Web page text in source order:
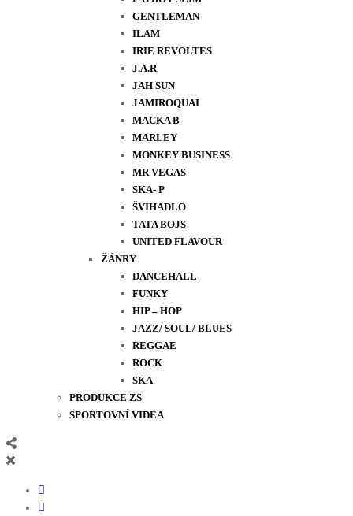
GENTLEMAN
ILAM
IRIE REVOLTES
J.A.R
JAH SUN
JAMIROQUAI
MACKA B
MARLEY
MONKEY BUSINESS
MR VEGAS
SKA- P
ŠVIHADLO
TATA BOJS
UNITED FLAVOUR
ŽÁNRY
DANCEHALL
FUNKY
HIP – HOP
JAZZ/ SOUL/ BLUES
REGGAE
ROCK
SKA
PRODUKCE ZS
SPORTOVNÍ VIDEA